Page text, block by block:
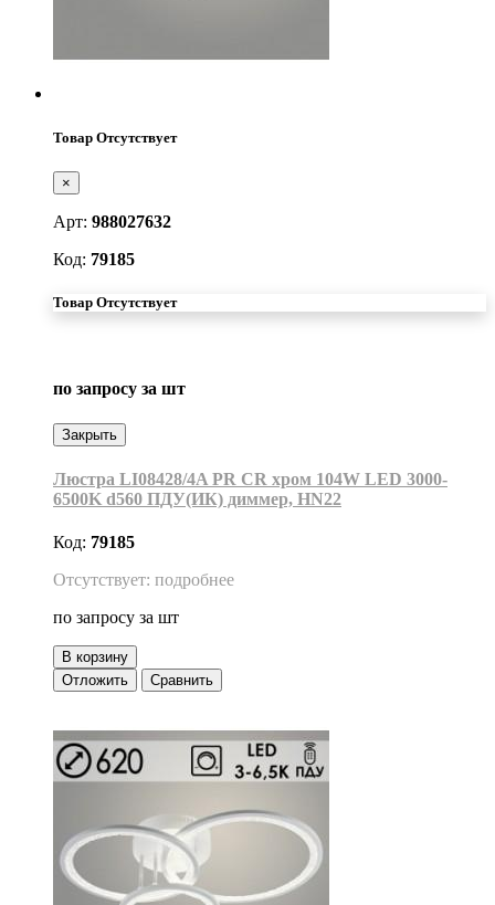
Товар Отсутствует
×
Арт: 988027632
Код: 79185
Товар Отсутствует
по запросу за шт
Закрыть
Люстра LI08428/4A PR CR хром 104W LED 3000-
6500K d560 ПДУ(ИК) диммер, HN22
Код: 79185
Отсутствует: подробнее
по запросу за шт
В корзину
Отложить
Сравнить